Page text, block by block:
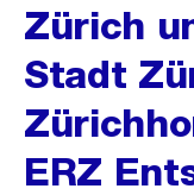
Zürich
Stadt
ERZ